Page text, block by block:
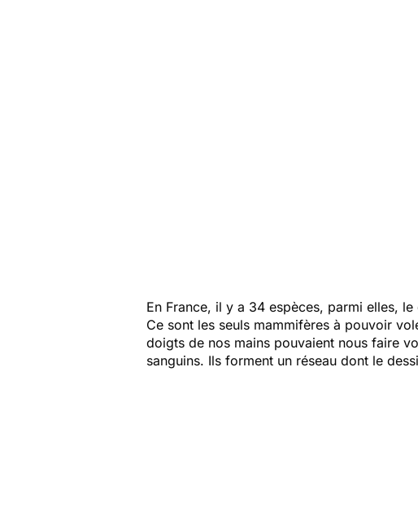
En France, il y a 34 espèces, parmi elles,
Ce sont les seuls mammifères à pouvoir
doigts de nos mains pouvaient nous faire
sanguins. Ils forment un réseau dont le